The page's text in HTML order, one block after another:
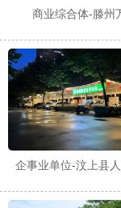
商业综合体-滕州
企事业单位-汶上县